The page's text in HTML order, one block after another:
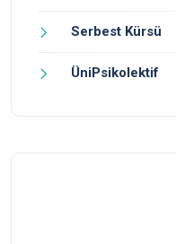
Serbest Kürsü
ÜniPsikolektif